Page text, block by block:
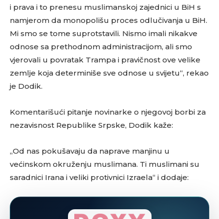
i prava i to prenesu muslimanskoj zajednici u BiH s
namjerom da monopolišu proces odlučivanja u BiH.
Mi smo se tome suprotstavili. Nismo imali nikakve
odnose sa prethodnom administracijom, ali smo
vjerovali u povratak Trampa i pravičnost ove velike
zemlje koja determiniše sve odnose u svijetu“, rekao
je Dodik.
Komentarišući pitanje novinarke o njegovoj borbi za
nezavisnost Republike Srpske, Dodik kaže:
„Od nas pokušavaju da naprave manjinu u
većinskom okruženju muslimana. Ti muslimani su
saradnici Irana i veliki protivnici Izraela“ i dodaje: